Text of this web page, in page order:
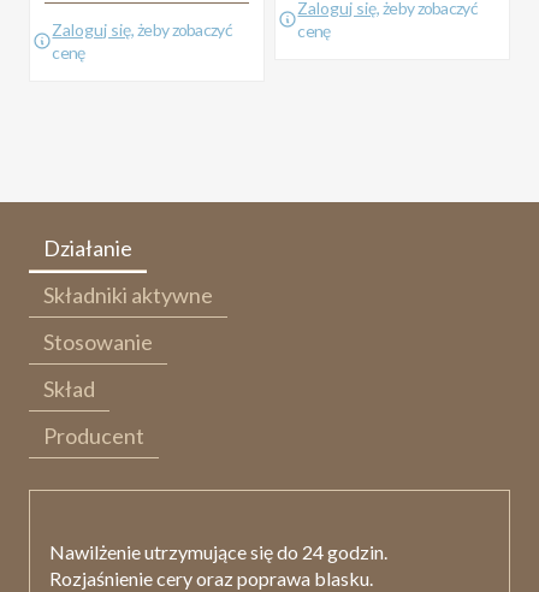
Zaloguj się, żeby zobaczyć
cenę
Zaloguj się, żeby zobaczyć
cenę
Działanie
Składniki aktywne
Stosowanie
Skład
Producent
Nawilżenie utrzymujące się do 24 godzin.
Rozjaśnienie cery oraz poprawa blasku.